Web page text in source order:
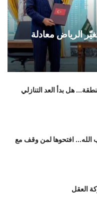
الرياض معادلة
هل بدأ العد التنازلي
الله... افتحوها لمن وقف مع
العقل